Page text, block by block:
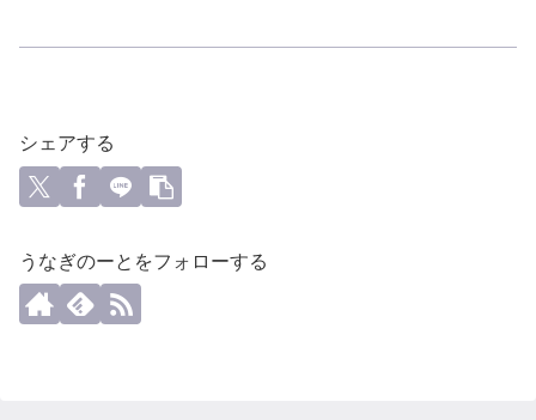
シェアする
うなぎのーとをフォローする